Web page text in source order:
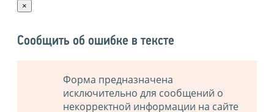
×
Сообщить об ошибке в тексте
Форма предназначена
исключительно для сообщений о
некорректной информации на сайте